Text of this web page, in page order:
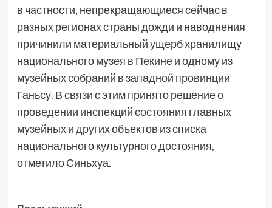
в частности, непрекращающиеся сейчас в
разных регионах страны дожди и наводнения
причинили материальный ущерб хранилищу
национального музея в Пекине и одному из
музейных собраний в западной провинции
Ганьсу. В связи с этим принято решение о
проведении инспекций состояния главных
музейных и других объектов из списка
национального культурного достояния,
отметило Синьхуа.